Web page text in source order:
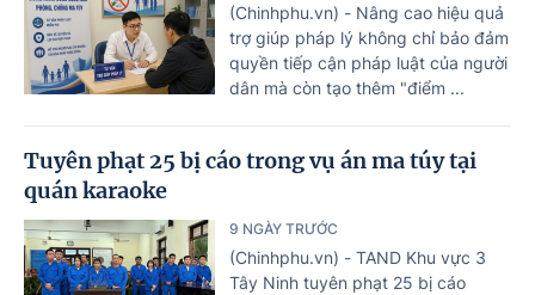
(Chinhphu.vn) - Nâng cao hiệu quả
trợ giúp pháp lý không chỉ bảo đảm
quyền tiếp cận pháp luật của người
dân mà còn tạo thêm "điểm ...
Tuyên phạt 25 bị cáo trong vụ án ma túy tại
quán karaoke
9 NGÀY TRƯỚC
(Chinhphu.vn) - TAND Khu vực 3
Tây Ninh tuyên phạt 25 bị cáo